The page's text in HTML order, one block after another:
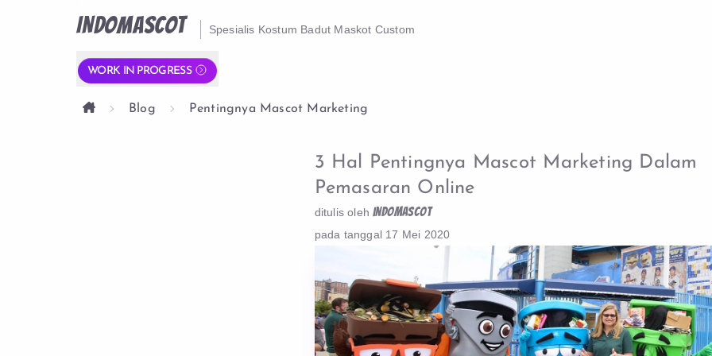
INDOMASCOT Spesialis Kostum Badut Maskot Custom
WORK IN PROGRESS
Blog Pentingnya Mascot Marketing
3 Hal Pentingnya Mascot Marketing Dalam
Pemasaran Online
ditulis oleh indomascot
pada tanggal 17 Mei 2020